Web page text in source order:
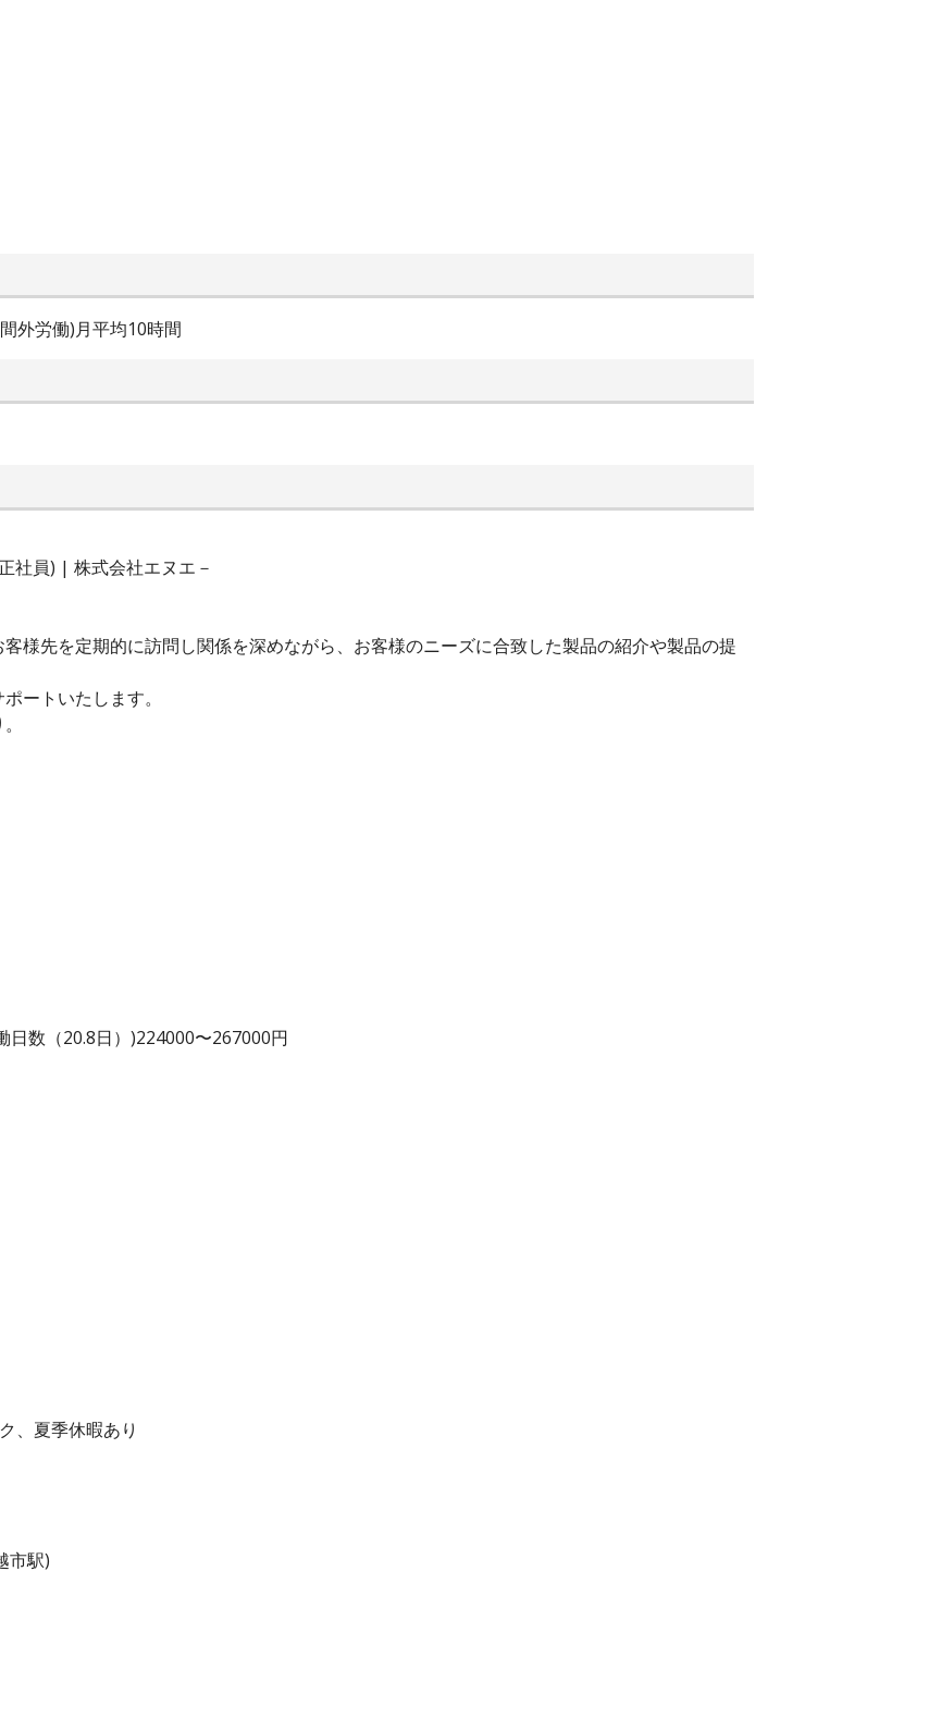
外労働)月平均10時間
社員) | 株式会社エヌエ－
様先を定期的に訪問し関係を深めながら、お客様のニーズに合致した製品の紹介や製品の提
ートいたします。
数（20.8日）)224000〜267000円
、夏季休暇あり
市駅)